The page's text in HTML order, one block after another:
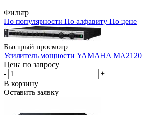
Фильтр
По популярности По алфавиту По цене
Быстрый просмотр
Усилитель мощности YAMAHA MA2120
Цена по запросу
-
+
В корзину
Оставить заявку